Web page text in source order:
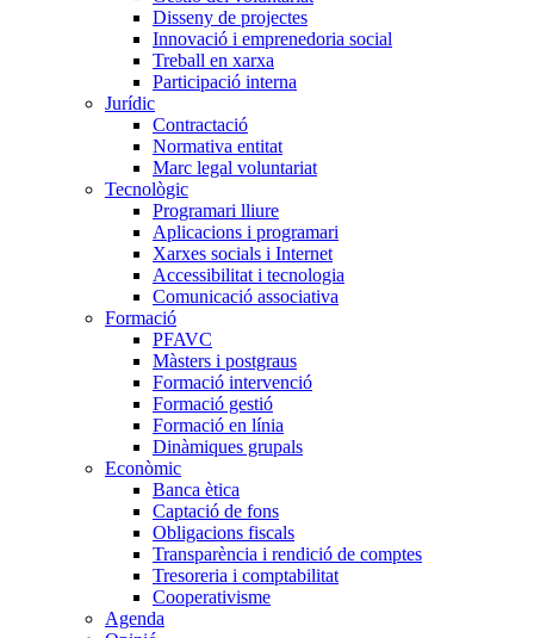
Disseny de projectes
Innovació i emprenedoria social
Treball en xarxa
Participació interna
Jurídic
Contractació
Normativa entitat
Marc legal voluntariat
Tecnològic
Programari lliure
Aplicacions i programari
Xarxes socials i Internet
Accessibilitat i tecnologia
Comunicació associativa
Formació
PFAVC
Màsters i postgraus
Formació intervenció
Formació gestió
Formació en línia
Dinàmiques grupals
Econòmic
Banca ètica
Captació de fons
Obligacions fiscals
Transparència i rendició de comptes
Tresoreria i comptabilitat
Cooperativisme
Agenda